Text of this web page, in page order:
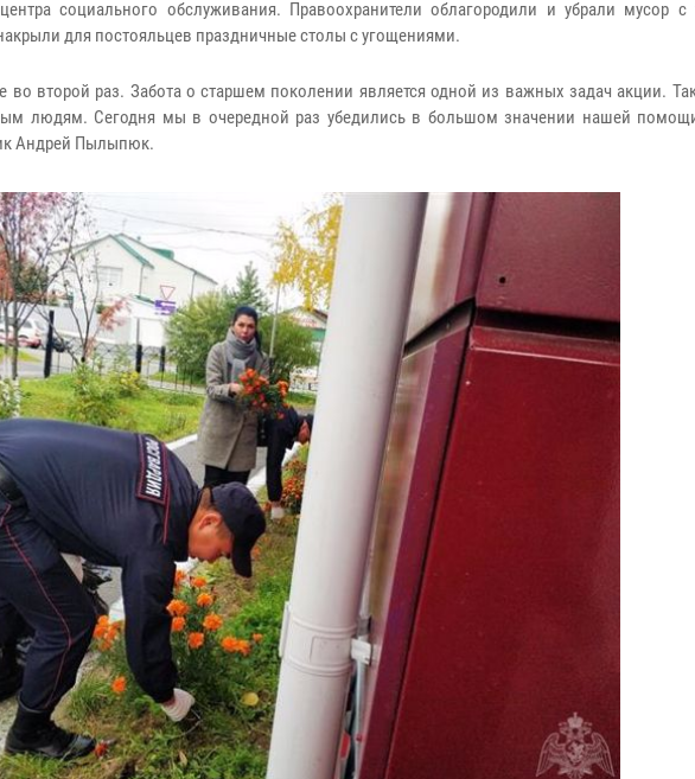
социального обслуживания. Правоохранители облагородили и убрали мусор с
для постояльцев праздничные столы с угощениями.
второй раз. Забота о старшем поколении является одной из важных задач акции.
людям. Сегодня мы в очередной раз убедились в большом значении нашей
Андрей Пылыпюк.